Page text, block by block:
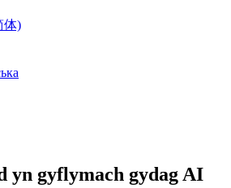
体)
yn gyflymach gydag AI